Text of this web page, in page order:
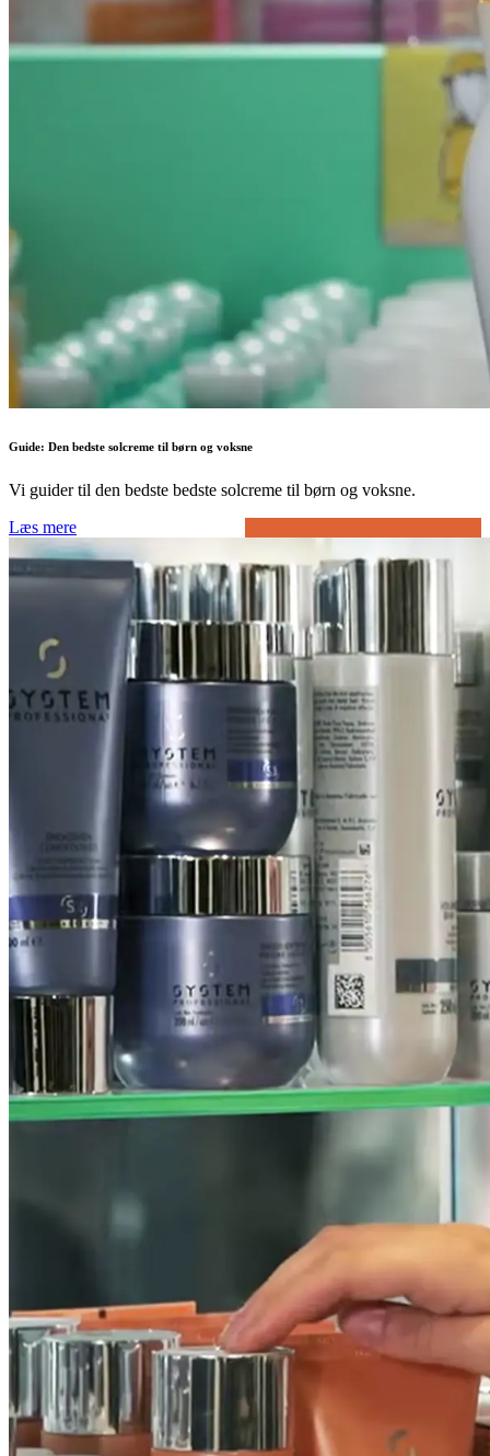
Guide: Den bedste solcreme til børn og voksne
Vi guider til den bedste bedste solcreme til børn og voksne.
Læs mere